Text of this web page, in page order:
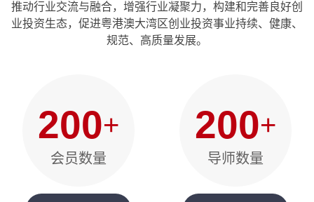
推动行业交流与融合，增强行业凝聚力，构建和完善良好创
业投资生态，促进粤港澳大湾区创业投资事业持续、健康、
规范、高质量发展。
200+
会员数量
200+
导师数量